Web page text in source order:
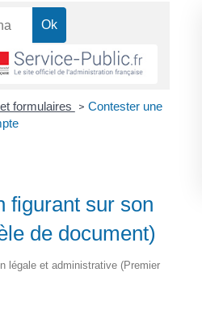
formulaires > Contester une
figurant sur son
de document)
légale et administrative (Premier